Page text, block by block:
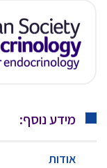
מידע נוסף:
אודות